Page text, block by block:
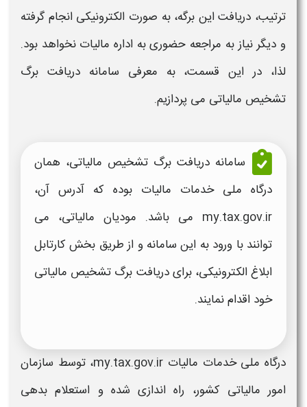
ترتیب، دریافتاین برگه، به صورت الکترونیکیانجام گرفته
و دیگر نیاز به مراجعه حضوری به اداره مالیات نخواهد بود.
لذا، در این قسمت، به معرفی سامانه دریافت برگ
تشخیص مالیاتی می پردازیم.
سامانه دریافت برگ تشخیص مالیاتی، همان
درگاه ملی خدمات مالیات بوده که آدرس آن،
my.tax.gov.ir می باشد. مودیان مالیاتی، می
توانند با ورود به این سامانهو از طریق بخش کارتابل
ابلاغ الکترونیکی، برایدریافت برگ تشخیص مالیاتی
خود اقدام نمایند.
درگاه ملی خدمات مالیات my.tax.gov.ir، توسط سازمان
امور مالیاتی کشور، راه اندازی شده و استعلام بدهی